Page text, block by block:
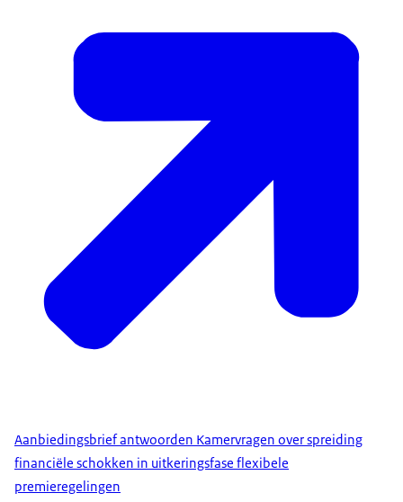
Aanbiedingsbrief antwoorden Kamervragen over spreiding
financiële schokken in uitkeringsfase flexibele
premieregelingen